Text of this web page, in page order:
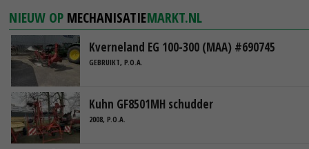
NIEUW OP MECHANISATIEMARKT.NL
Kverneland EG 100-300 (MAA) #690745
GEBRUIKT, P.O.A.
Kuhn GF8501MH schudder
2008, P.O.A.